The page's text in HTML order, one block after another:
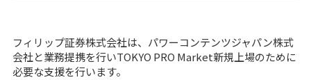
フィリップ証券株式会社は、パワーコンテンツジャパン株式
会社と業務提携を行いTOKYO PRO Market新規上場のために
必要な支援を行います。